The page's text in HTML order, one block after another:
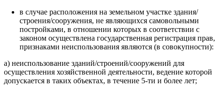
в случае расположения на земельном участке здания/
строения/сооружения, не являющихся самовольными
постройками, в отношении которых в соответствии с
законом осуществлена государственная регистрация прав,
признаками неиспользования являются (в совокупности):
а) неиспользование зданий/строений/сооружений для
осуществления хозяйственной деятельности, ведение которой
допускается в таких объектах, в течение 5-ти и более лет;